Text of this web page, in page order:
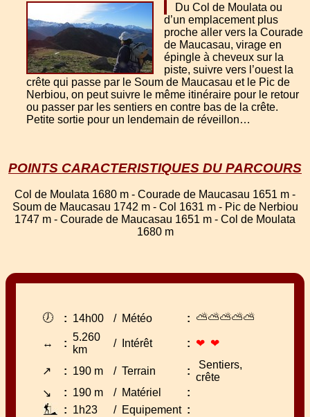
Du Col de Moulata ou
d’un emplacement plus
proche aller vers la Courade
de Maucasau, virage en
épingle à cheveux sur la
piste, suivre vers l’ouest la
crête qui passe par le Soum de Maucasau et le Pic de
Nerbiou, on peut suivre le même itinéraire pour le retour
ou passer par les sentiers en contre bas de la crête.
Petite sortie pour un lendemain de réveillon…
POINTS CARACTERISTIQUES DU PARCOURS
Col de Moulata 1680 m - Courade de Maucasau 1651 m -
Soum de Maucasau 1742 m - Col 1631 m - Pic de Nerbiou
1747 m - Courade de Maucasau 1651 m - Col de Moulata
1680 m
🕖 : 14h00 / Météo : ⛅⛅⛅⛅⛅
↔ :
5.260
km
/ Intérêt : ❤ ❤
↗ : 190 m / Terrain :
Sentiers,
crête
↘
: 190 m / Matériel
:
: 1h23 / Equipement :